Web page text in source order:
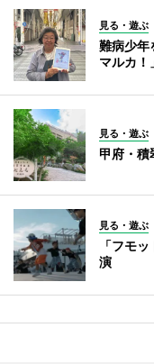
見る・遊ぶ
難病少年
マルカ
見る・遊ぶ
甲府・積
見る・遊ぶ
「フモ
演